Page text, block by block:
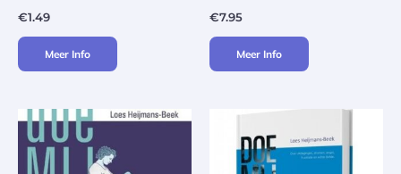
€1.49
Meer Info
€7.95
Meer Info